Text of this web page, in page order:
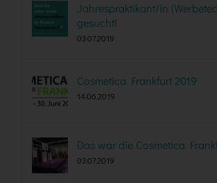
Jahrespraktikant/in
gesucht!
03.07.2019
Cosmetica Frankfurt 2019
14.06.2019
Das war die Cosmetica
03.07.2019